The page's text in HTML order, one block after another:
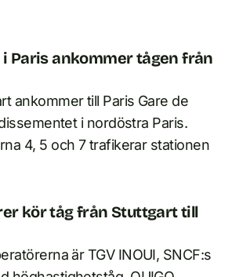
Paris ankommer tågen från
ankommer till Paris Gare de
i nordöstra Paris.
4, 5 och 7 trafikerar stationen
kör tåg från Stuttgart till
är TGV INOUI, SNCF:s